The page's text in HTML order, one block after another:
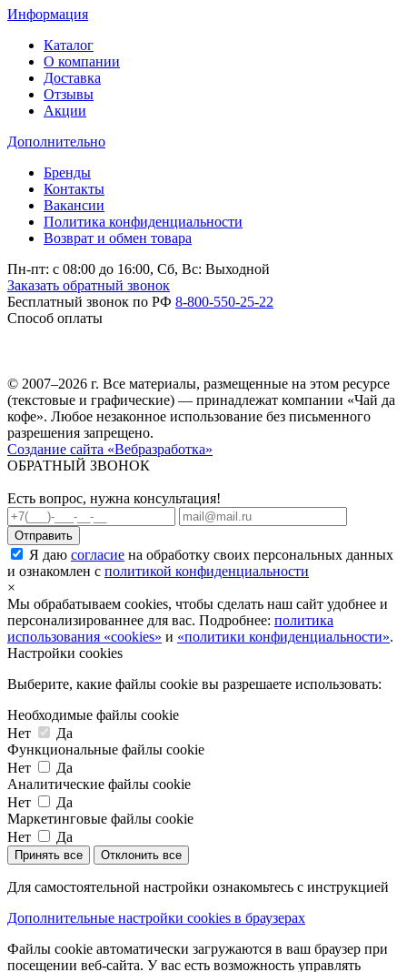
Информация
Каталог
О компании
Доставка
Отзывы
Акции
Дополнительно
Бренды
Контакты
Вакансии
Политика конфиденциальности
Возврат и обмен товара
Пн-пт: c 08:00 до 16:00, Сб, Вс: Выходной
Заказать обратный звонок
Бесплатный звонок по РФ 8-800-550-25-22
Способ оплаты
© 2007–2026 г. Все материалы, размещенные на этом ресурсе
(текстовые и графические) — принадлежат компании «Чай да
кофе». Любое незаконное использование без письменного
разрешения запрещено.
Создание сайта «Вебразработка»
ОБРАТНЫЙ ЗВОНОК
Есть вопрос, нужна консультация!
Я даю согласие на обработку своих персональных данных
и ознакомлен с политикой конфиденциальности
×
Мы обрабатываем cookies, чтобы сделать наш сайт удобнее и
персонализированнее для вас. Подробнее: политика
использования «cookies» и «политики конфиденциальности».
Настройки cookies
Выберите, какие файлы cookie вы разрешаете использовать:
Необходимые файлы cookie
Нет
Да
Функциональные файлы cookie
Нет
Да
Аналитические файлы cookie
Нет
Да
Маркетинговые файлы cookie
Нет
Да
Принять все Отклонить все
Для самостоятельной настройки ознакомьтесь с инструкцией
Дополнительные настройки cookies в браузерах
Файлы cookie автоматически загружаются в ваш браузер при
посещении веб-сайта. У вас есть возможность управлять